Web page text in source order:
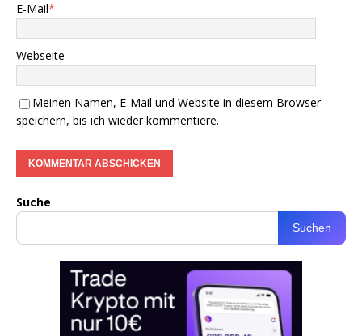
E-Mail*
Webseite
Meinen Namen, E-Mail und Website in diesem Browser
speichern, bis ich wieder kommentiere.
Suche
Suchen